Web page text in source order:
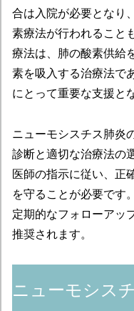
合は入院が必要となり
素療法が行われること
療法は、肺の酸素供給
素を吸入する治療法で
にとって重要な支援と
ニューモシスチス肺炎
診断と適切な治療法の
医師の指示に従い、正
を守ることが必要です
定期的なフォローアッ
推奨されます。
ニューモシス